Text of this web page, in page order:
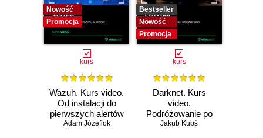
Nowość
Promocja
kurs
Wazuh. Kurs video.
Od instalacji do
pierwszych alertów
Adam Józefiok
Bestseller
Nowość
Promocja
kurs
Darknet. Kurs
video.
Podróżowanie po
ciemnej stronie
Jakub Kubś